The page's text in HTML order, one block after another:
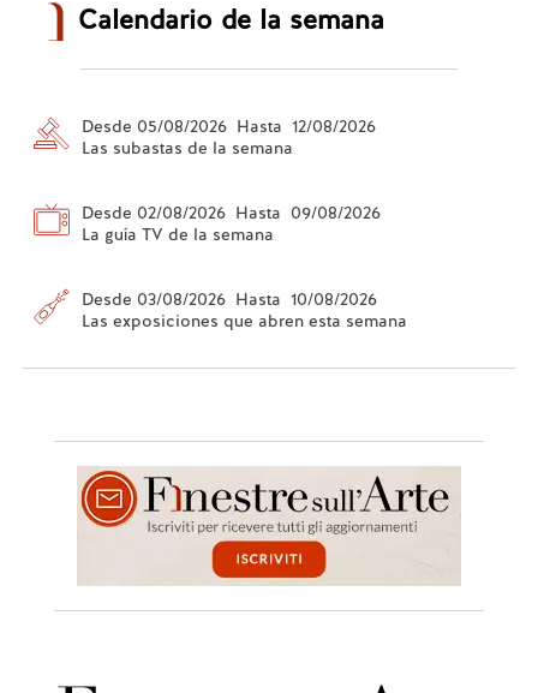
Calendario de la semana
Desde 05/08/2026 Hasta 12/08/2026
Las subastas de la semana
Desde 02/08/2026 Hasta 09/08/2026
La guía TV de la semana
Desde 03/08/2026 Hasta 10/08/2026
Las exposiciones que abren esta semana